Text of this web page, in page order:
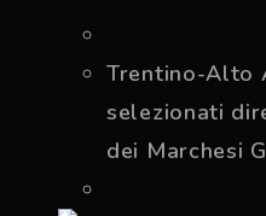
Trentino-Alto
selezionati
dei Marchesi